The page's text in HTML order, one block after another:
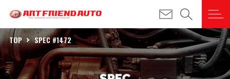
TOP SPEC #1472